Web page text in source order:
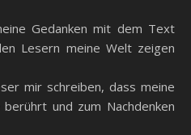
Gedanken mit dem Text
Lesern meine Welt zeigen
mir schreiben, dass meine
und zum Nachdenken